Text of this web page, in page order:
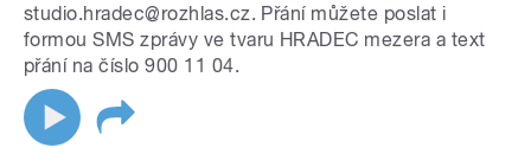
studio.hradec@rozhlas.cz. Přání můžete poslat i
formou SMS zprávy ve tvaru HRADEC mezera a text
přání na číslo 900 11 04.